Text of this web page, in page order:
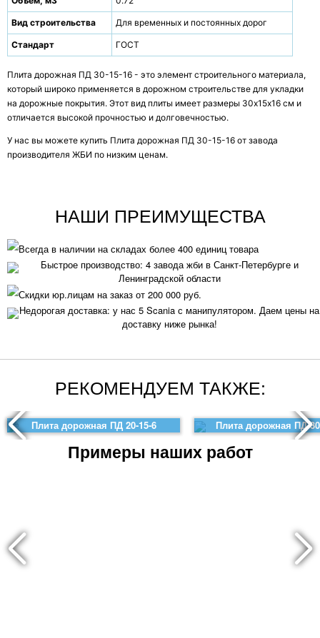
Вид строительства Для временных и постоянных дорог
Стандарт ГОСТ
Плита дорожная ПД 30-15-16 - это элемент строительного материала,
который широко применяется в дорожном строительстве для укладки
на дорожные покрытия. Этот вид плиты имеет размеры 30х15х16 см и
отличается высокой прочностью и долговечностью.
У нас вы можете купить Плита дорожная ПД 30-15-16 от завода
производителя ЖБИ по низким ценам.
НАШИ ПРЕИМУЩЕСТВА
Всегда в наличии на складах более 400 единиц товара
Быстрое производство: 4 завода жби в Санкт-Петербурге и
Ленинградской области
Скидки юр.лицам на заказ от 200 000 руб.
Недорогая доставка: у нас 5 Scania с манипулятором. Даем цены на
доставку ниже рынка!
РЕКОМЕНДУЕМ ТАКЖЕ:
Плита дорожная ПД 20-15-6 Плита дорожная ПД
Примеры наших работ